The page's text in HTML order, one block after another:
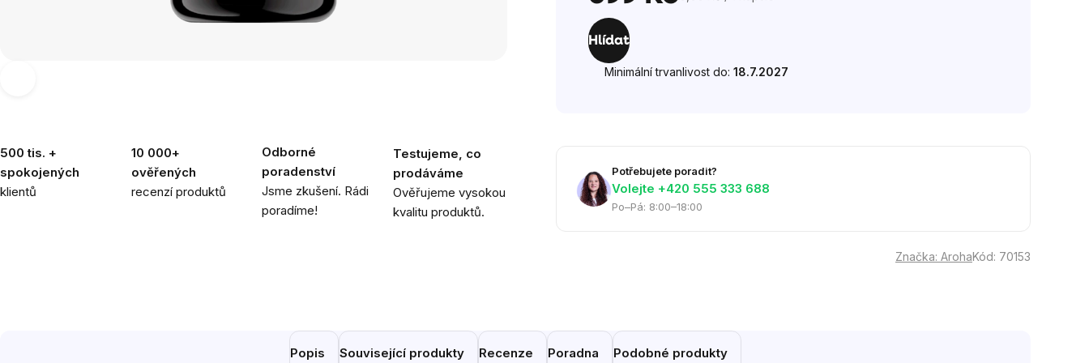
500 tis. +
spokojených
klientů
10 000+
ověřených
recenzí produktů
Odborné
poradenství
Jsme zkušení. Rádi
poradíme!
Testujeme, co
prodáváme
Ověřujeme vysokou
kvalitu produktů.
Měrná
Hlídat
Minimální trvanlivost do: 18.7.2027
Potřebujete poradit?
Volejte ‭+420 555 333 688
Po–Pá: 8:00–18:00
Značka: ArohaKód: 70153
Popis Související produkty Recenze Poradna Podobné produkty